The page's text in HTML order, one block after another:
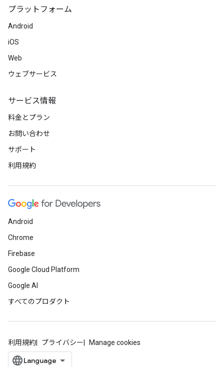
プラットフォーム
Android
iOS
Web
ウェブサービス
サービス情報
料金とプラン
お問い合わせ
サポート
利用規約
Android
Chrome
Firebase
Google Cloud Platform
Google AI
すべてのプロダクト
利用規約 プライバシー Manage cookies